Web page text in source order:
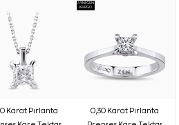
Karat Pırlanta
AYNI GÜN
KARGO
0,30 Karat Pırlanta